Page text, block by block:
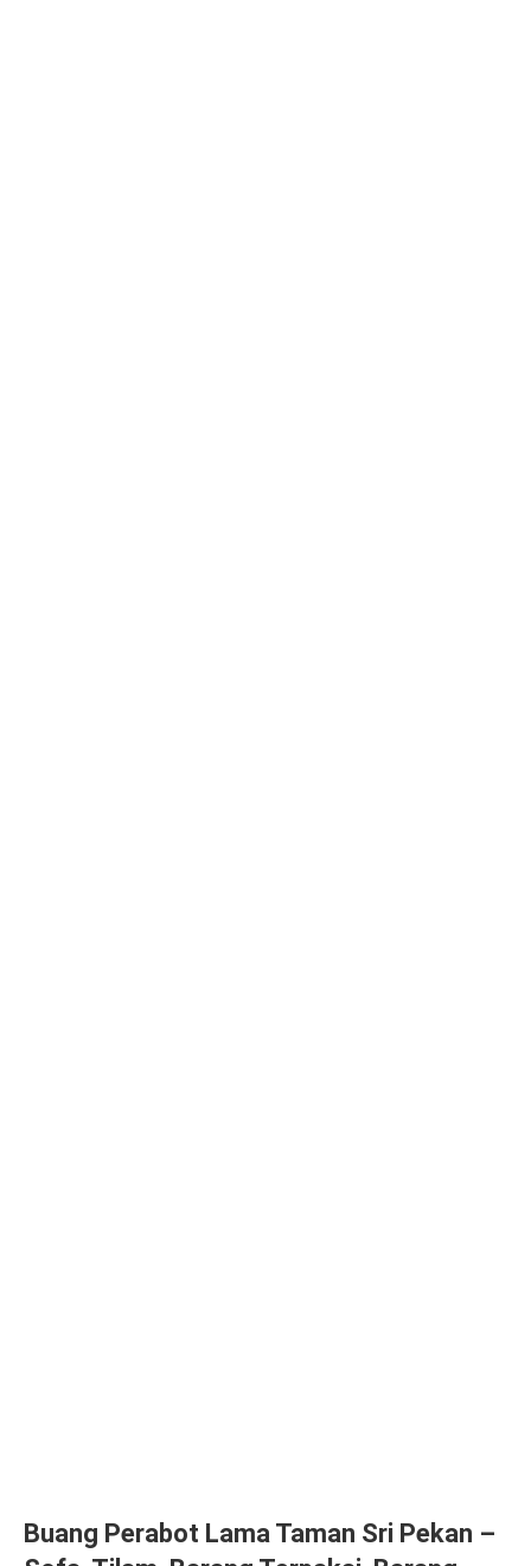
Buang Perabot Lama Taman Sri Pekan –